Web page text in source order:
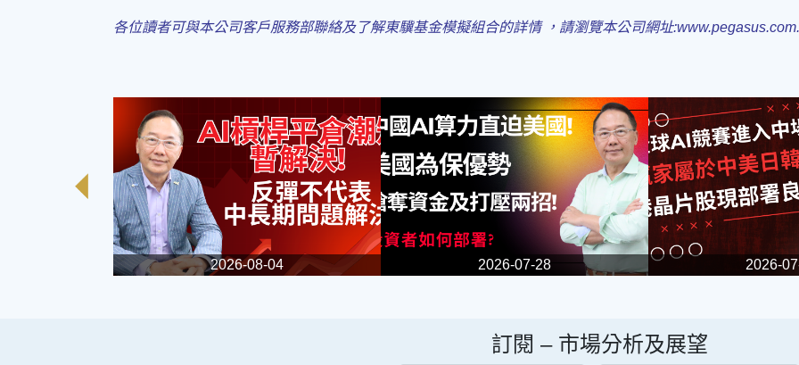
各位讀者可與本公司客戶服務部聯絡及了解東驥基金模擬組合的詳情 ，請瀏覽本公司網址
2026-08-04 2026-07-28 2026-
訂閱 – 市場分析及展望